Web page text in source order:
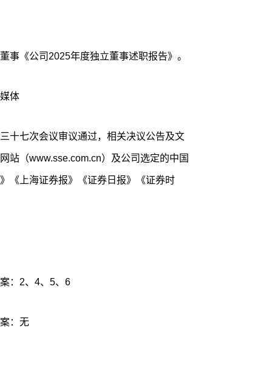
事《公司2025年度独立董事述职报告》。
体
十七次会议审议通过，相关决议公告及文
站（www.sse.com.cn）及公司选定的中国
《上海证券报》《证券日报》《证券时
：2、4、5、6
：无